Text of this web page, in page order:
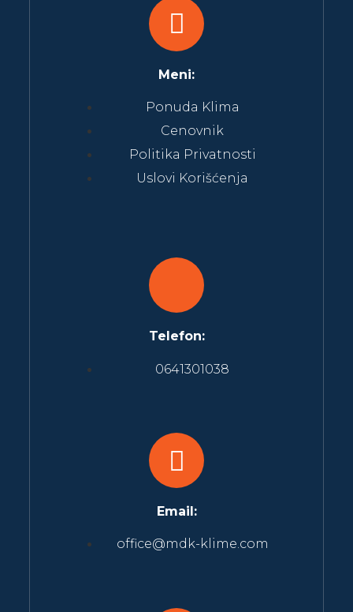
Meni:
Ponuda Klima
Cenovnik
Politika Privatnosti
Uslovi Korišćenja
Telefon:
0641301038
Email:
office@mdk-klime.com